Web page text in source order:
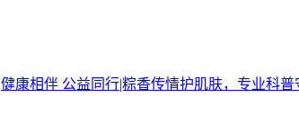
健康相伴 公益同行|粽香传情护肌肤，专业科